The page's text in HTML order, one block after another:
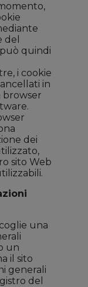
del
quindi
i cookie
in
browser
dei
sito Web
una
un
il sito
generali
del